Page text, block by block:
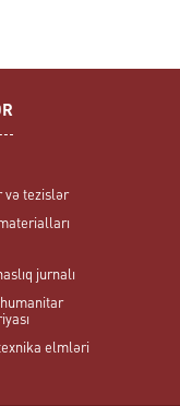
və tezislər
jurnalı
elmləri